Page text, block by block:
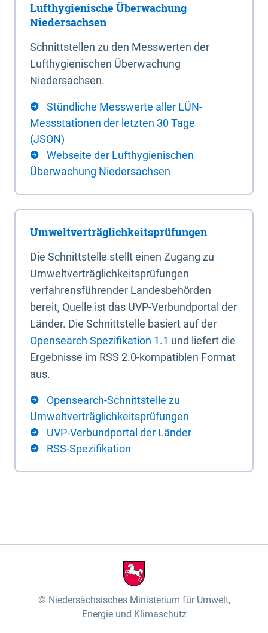
Lufthygienische Überwachung
Niedersachsen
Schnittstellen zu den Messwerten der
Lufthygienischen Überwachung
Niedersachsen.
Stündliche Messwerte aller LÜN-
Messstationen der letzten 30 Tage
(JSON)
Webseite der Lufthygienischen
Überwachung Niedersachsen
Umweltverträglichkeitsprüfungen
Die Schnittstelle stellt einen Zugang zu
Umweltverträglichkeitsprüfungen
verfahrensführender Landesbehörden
bereit, Quelle ist das UVP-Verbundportal der
Länder. Die Schnittstelle basiert auf der
Opensearch Spezifikation 1.1 und liefert die
Ergebnisse im RSS 2.0-kompatiblen Format
aus.
Opensearch-Schnittstelle zu
Umweltverträglichkeitsprüfungen
UVP-Verbundportal der Länder
RSS-Spezifikation
Niedersächsisches Ministerium für Umwelt,
Energie und Klimaschutz